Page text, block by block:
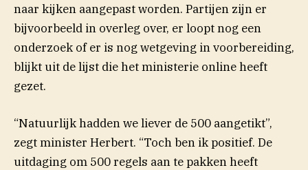
naar kijken aangepast worden. Partijen zijn er
bijvoorbeeld in overleg over, er loopt nog een
onderzoek of er is nog wetgeving in voorbereiding,
blijkt uit delijst(opent in nieuw venster)
die het ministerie online heeft
gezet.
“Natuurlijk hadden we liever de 500 aangetikt”,
zegt minister Herbert. “Toch ben ik positief. De
uitdaging om 500 regels aan te pakken heeft